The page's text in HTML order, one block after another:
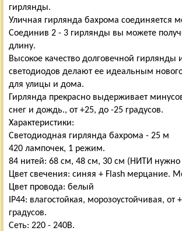
гирлянды.
Уличная гирлянда бахрома соединяется
Соединив 2 - 3 гирлянды вы можете
длину.
Высокое качество долговечной гирлянды
светодиодов делают ее идеальным
для улицы и дома.
Гирлянда прекрасно выдерживает
снег и дождь., от +25, до -25 градусов.
Характеристики:
Светодиодная гирлянда бахрома - 25 м
420 лампочек, 1 режим.
84 нитей: 68 см, 48 см, 30 см (НИТИ нужно
Цвет свечения: синяя + Flash мерцание.
Цвет провода: белый
IP44: влагостойкая, морозоустойчивая, от
градусов.
Сеть: 220 - 240В.